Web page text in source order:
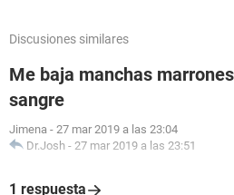
Discusiones similares
Me baja manchas
sangre
Jimena - 27 mar 2019 a las 23:04
Dr.Josh - 27 mar 2019 a las 23:51
1 respuesta